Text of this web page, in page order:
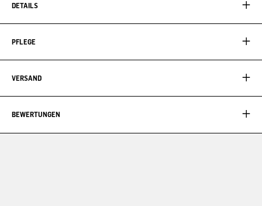
DETAILS
PFLEGE
VERSAND
BEWERTUNGEN